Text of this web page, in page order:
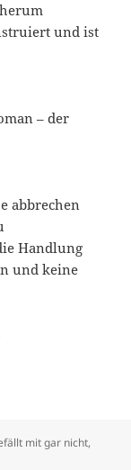
und ist
– der
abbrechen
Handlung
und keine
mit gar nicht,